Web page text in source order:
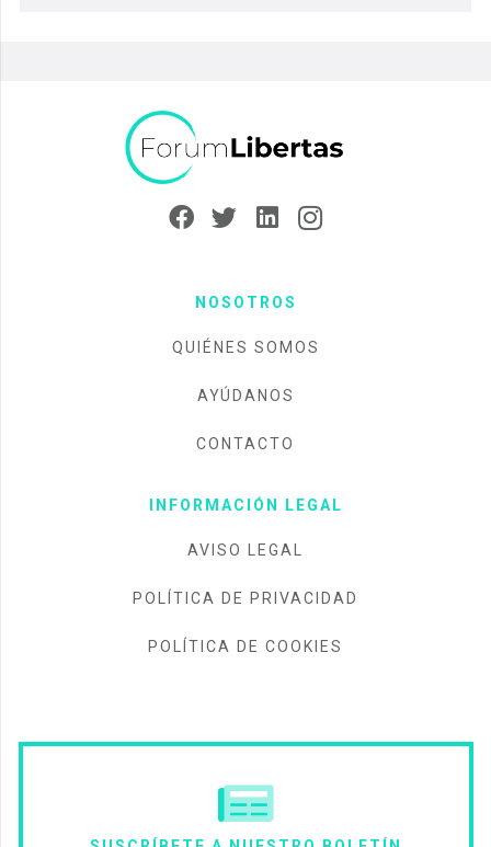
NOSOTROS
QUIÉNES SOMOS
AYÚDANOS
CONTACTO
INFORMACIÓN LEGAL
AVISO LEGAL
POLÍTICA DE PRIVACIDAD
POLÍTICA DE COOKIES